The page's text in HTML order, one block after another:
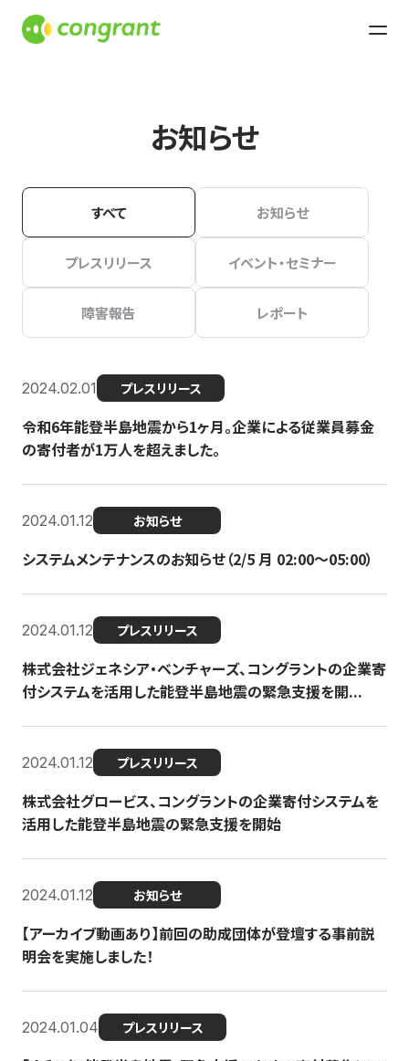
お知らせ
すべて お知らせ
プレスリリース イベント・セミナー
障害報告 レポート
2024.02.01 プレスリリース
令和6年能登半島地震から1ヶ月。企業による従業員募金
の寄付者が1万人を超えました。
2024.01.12 お知らせ
システムメンテナンスのお知らせ（2/5 月 02:00〜05:00）
2024.01.12 プレスリリース
株式会社ジェネシア・ベンチャーズ、コングラントの企業寄
付システムを活用した能登半島地震の緊急支援を開...
2024.01.12 プレスリリース
株式会社グロービス、コングラントの企業寄付システムを
活用した能登半島地震の緊急支援を開始
2024.01.12 お知らせ
【アーカイブ動画あり】前回の助成団体が登壇する事前説
明会を実施しました！
2024.01.04 プレスリリース